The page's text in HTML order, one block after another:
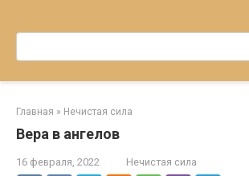
Поиск:
Главная » Нечистая сила
Вера в ангелов
16 февраля, 2022 Нечистая сила